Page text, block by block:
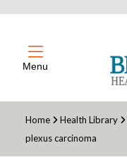
Menu
Home Health Library
plexus carcinoma